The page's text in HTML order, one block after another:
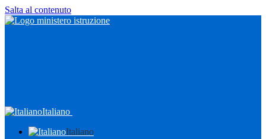
Salta al contenuto
Italiano
Italiano